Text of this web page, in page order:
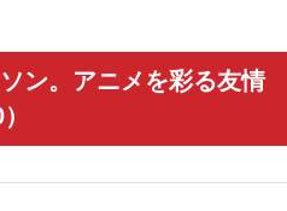
ン。アニメを彩る友情